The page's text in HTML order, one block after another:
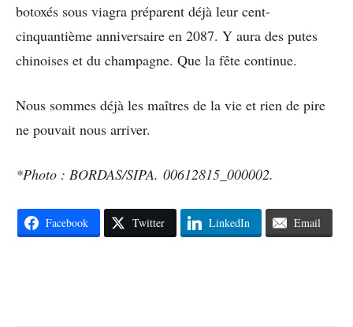
botoxés sous viagra préparent déjà leur cent-
cinquantième anniversaire en 2087. Y aura des putes
chinoises et du champagne. Que la fête continue.
Nous sommes déjà les maîtres de la vie et rien de pire
ne pouvait nous arriver.
*Photo : BORDAS/SIPA. 00612815_000002.
Facebook Twitter LinkedIn Email